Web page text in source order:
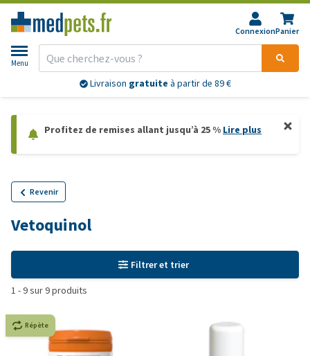
ConnexionPanier
Menu
Livraison gratuite à partir de 89 €
Profitez de remises allant jusqu’à 25 % Lire plus
Revenir
Vetoquinol
Filtrer et trier
1 -9sur9produits
Répète